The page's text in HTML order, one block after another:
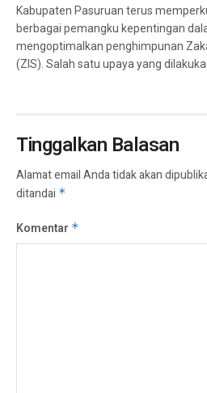
Kabupaten Pasuruan terus
berbagai pemangku kepentingan
mengoptimalkan penghimpunan
(ZIS). Salah satu upaya yang
Tinggalkan Balasan
Alamat email Anda tidak akan
ditandai *
Komentar *